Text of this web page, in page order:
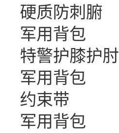
硬质防刺腑
军用背包
特警护膝护肘
军用背包
约束带
军用背包